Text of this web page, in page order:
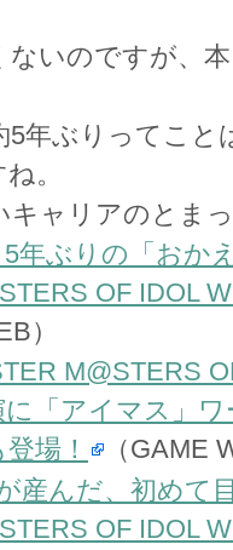
ないのですが、
5年ぶりってこと
。
キャリアのとま
年ぶりの「おか
OF IDOL
）
M@STERS
に「アイマス」
場！
（GAME
産んだ、初めて
OF IDOL